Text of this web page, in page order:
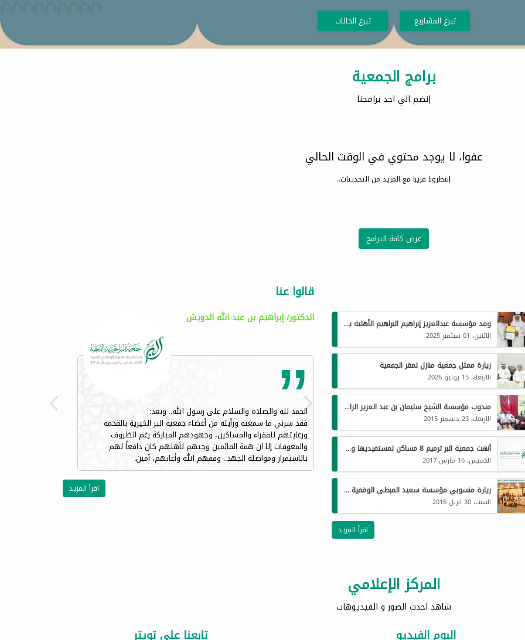
تبرع المشاريع تبرع الحالات
برامج الجمعية
إنضم الي احد برامجنا
عفوا، لا يوجد محتوي في الوقت الحالي
إنتظرونا قريبا مع المزيد من التحديثات..
عرض كافة البرامج
وفد مؤسسة عبدالعزيز إبراهيم البراهيم الأهلية يزور جمعية البر بالقحمة
الاثنين، 01 سبتمبر 2025
زيارة ممثل جمعية منازل لمقر الجمعية
الاربعاء، 15 يوليو 2026
مندوب مؤسسة الشيخ سليمان بن عبد العزيز الراجحي الخيرية يزو جمعية البر
الاربعاء، 23 ديسمبر 2015
أنهت جمعية البر ترميم 8 مساكن لمستفيديها وذلك بدعم من مؤسسة الشيخ / محمد الحبيب واولاده الخيرية
الخميس، 16 مارس 2017
زيارة منسوبي مؤسسة سعيد المبطي الوقفية لجمعية البر الخيرية بالقحمة
السبت، 30 ابريل 2016
اقرأ المزيد
قالوا عنا
الدكتور/ إبراهيم بن عبد الله الدويش
الحمد لله والصلاة والسلام على رسول الله.. وبعد:
فقد سرني ما سمعته ورأيته من أعضاء جمعية البر الخيرية بالقحمة
ورعايتهم للفقراء والمساكين، وجهودهم المباركة رغم الظروف
والمعوقات إلا ان همة القائمين وحبهم لأهلهم كان دافعاً لهم
بالاستمرار ومواصلة الجهد.. وفقهم الله وأعانهم، آمين.
اقرأ المزيد
المركز الإعلامي
شاهد احدث الصور و الفيديوهات
البوم الفيديو تابعنا علي تويتر